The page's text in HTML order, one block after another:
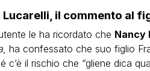
Lucarelli, il commento al
le ha ricordato che Nancy
, ha confessato che suo figlio
c’è il rischio che “gliene dica